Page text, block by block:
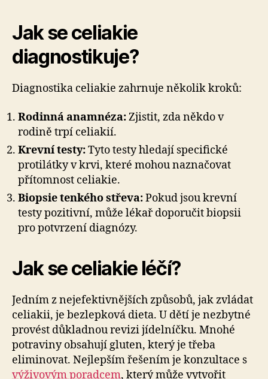
Jak se celiakie
diagnostikuje?
Diagnostika celiakie zahrnuje několik kroků:
Rodinná anamnéza:Zjistit, zda někdo v
rodině trpí celiakií.
Krevní testy:Tyto testy hledají specifické
protilátky v krvi, které mohou naznačovat
přítomnost celiakie.
Biopsie tenkého střeva:Pokud jsou krevní
testy pozitivní, může lékař doporučit biopsii
pro potvrzení diagnózy.
Jak se celiakie léčí?
Jedním z nejefektivnějších způsobů, jak zvládat
celiakii, je bezlepková dieta. U dětí je nezbytné
provést důkladnou revizi jídelníčku. Mnohé
potraviny obsahují gluten, který je třeba
eliminovat. Nejlepším řešením je konzultace s
výživovým poradcem, který může vytvořit